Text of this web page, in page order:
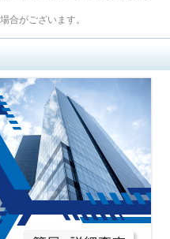
合がございます。